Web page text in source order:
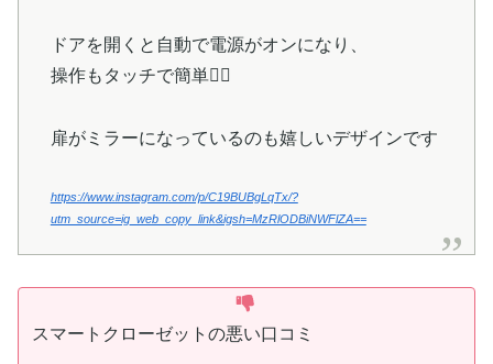
ドアを開くと自動で電源がオンになり、
操作もタッチで簡単👆🏻
扉がミラーになっているのも嬉しいデザインです
https://www.instagram.com/p/C19BUBgLqTx/?
utm_source=ig_web_copy_link&igsh=MzRlODBiNWFlZA==
スマートクローゼットの悪い口コミ